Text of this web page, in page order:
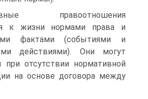
правоотношения
к жизни нормами права и
фактами (событиями и
действиями). Они могут
при отсутствии нормативной
на основе договора между